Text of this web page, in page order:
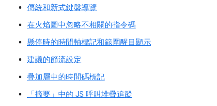
傳統和新式鍵盤導覽
在火焰圖中忽略不相關的指令碼
懸停時的時間軸標記和範圍醒目顯示
建議的節流設定
疊加層中的時間碼標記
「摘要」中的 JS 呼叫堆疊追蹤